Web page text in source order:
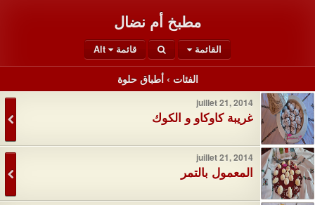
مطبخ أم نضال
القائمة قائمة Alt
الفئات › أطباق حلوة
juillet 21, 2014
غريبة كاوكاو و الكوك
juillet 21, 2014
المعمول بالتمر